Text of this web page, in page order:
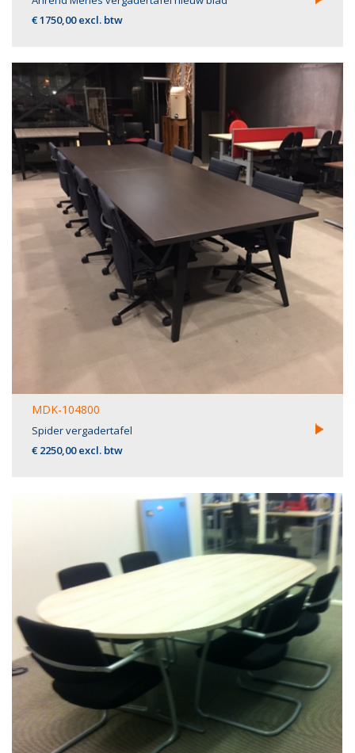
€ 1750,00 excl. btw
MDK-104800
Spider vergadertafel
€ 2250,00 excl. btw